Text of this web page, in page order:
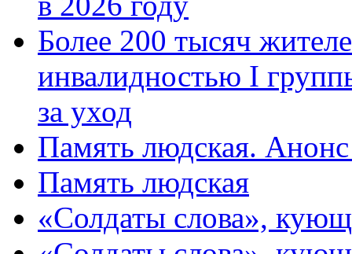
Более 200 тысяч
инвалидностью I
за уход
Память людская.
Память людская
«Солдаты слова»,